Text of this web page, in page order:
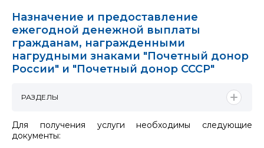
Назначение и предоставление
ежегодной денежной выплаты
гражданам, награжденными
нагрудными знаками "Почетный донор
России" и "Почетный донор СССР"
Для получения услуги необходимы следующие
документы:
РАЗДЕЛЫ